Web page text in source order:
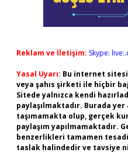
Reklam ve İletişim: Skype:
Yasal Uyarı: Bu internet
veya şahıs şirketi ile hiçbir
Sitede yalnızca kendi
paylaşılmaktadır. Burada
taşımamakta olup, gerçek
paylaşım yapılmamaktadır.
benzerlikleri tamamen
taslak halindedir ve tavsiye